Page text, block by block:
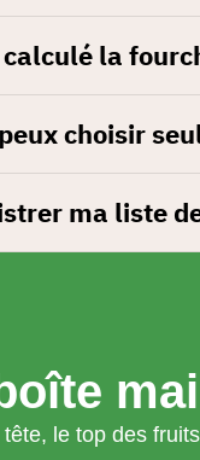
la
choisir
ma liste
le top des